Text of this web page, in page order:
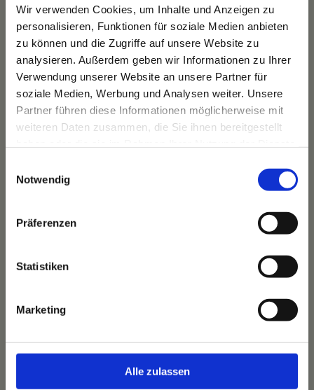
Wir verwenden Cookies, um Inhalte und Anzeigen zu
personalisieren, Funktionen für soziale Medien anbieten
zu können und die Zugriffe auf unsere Website zu
analysieren. Außerdem geben wir Informationen zu Ihrer
Verwendung unserer Website an unsere Partner für
soziale Medien, Werbung und Analysen weiter. Unsere
Partner führen diese Informationen möglicherweise mit
weiteren Daten zusammen, die Sie ihnen bereitgestellt
Notwendig
Präferenzen
Statistiken
Marketing
Alle zulassen
Das Hotel
Ihre Gastgeber
Unsere Tradition
Das Bauernhaus
Unser Team
Kontakt & Service
Anreise